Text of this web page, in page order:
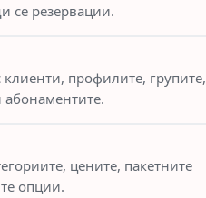
се резервации.
клиенти, профилите, групите,
абонаментите.
цените, пакетните
опции.